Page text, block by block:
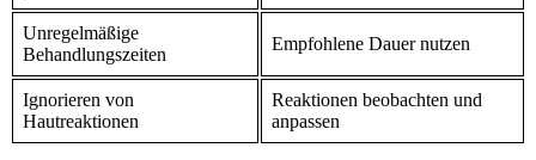
Unregelmäßige
Behandlungszeiten
Empfohlene⁢ Dauer nutzen
Ignorieren von
Hautreaktionen
Reaktionen beobachten und
⁣anpassen